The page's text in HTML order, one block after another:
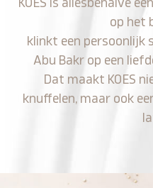
KOES is allesbehalve
op het
klinkt een persoonlijk
Abu Bakr op een
Dat maakt KOES
knuffelen, maar ook